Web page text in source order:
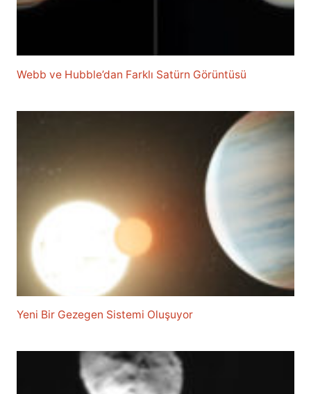
Webb ve Hubble’dan Farklı Satürn Görüntüsü
Yeni Bir Gezegen Sistemi Oluşuyor